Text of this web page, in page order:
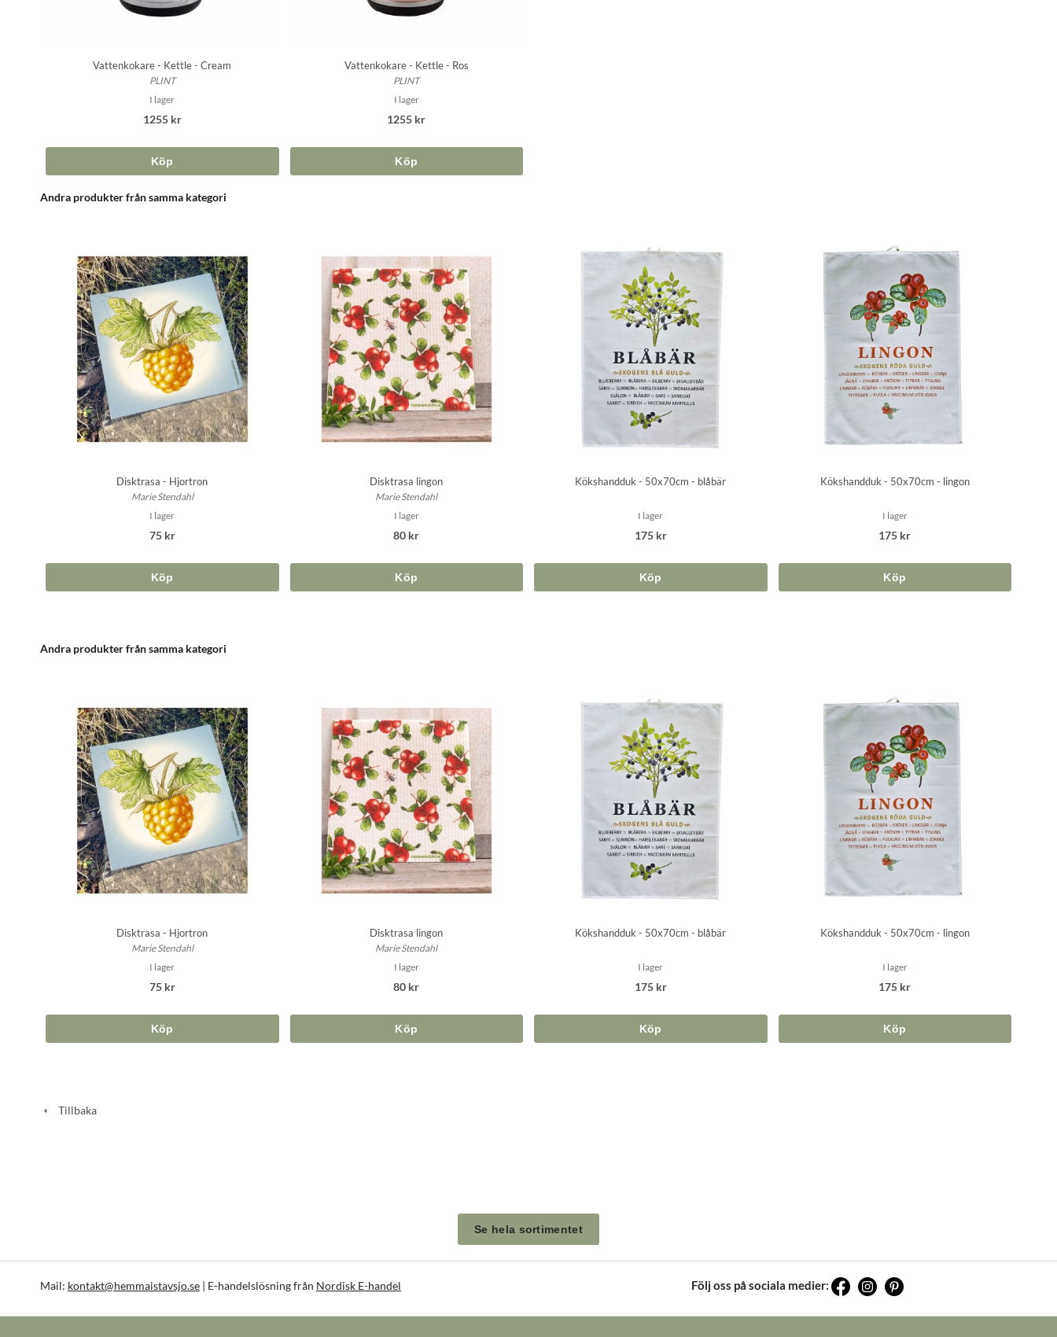
Vattenkokare - Kettle - Cream
PLINT
I lager
1255 kr
Köp
Vattenkokare - Kettle - Ros
PLINT
I lager
1255 kr
Köp
Andra produkter från samma kategori
Disktrasa - Hjortron
Marie Stendahl
I lager
75 kr
Köp
Disktrasa lingon
Marie Stendahl
I lager
80 kr
Köp
Kökshandduk - 50x70cm - blåbär
I lager
175 kr
Köp
Kökshandduk - 50x70cm - lingon
I lager
175 kr
Köp
Andra produkter från samma kategori
Disktrasa - Hjortron
Marie Stendahl
I lager
75 kr
Köp
Disktrasa lingon
Marie Stendahl
I lager
80 kr
Köp
Kökshandduk - 50x70cm - blåbär
I lager
175 kr
Köp
Kökshandduk - 50x70cm - lingon
I lager
175 kr
Köp
Tillbaka
Se hela sortimentet
Mail: kontakt@hemmaistavsjo.se | E-handelslösning från Nordisk E-handel Följ oss på sociala medier: